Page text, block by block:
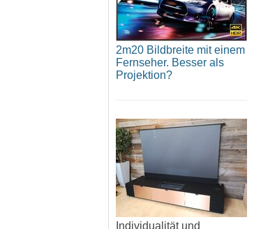
2m20 Bildbreite mit einem
Fernseher. Besser als
Projektion?
Individualität und